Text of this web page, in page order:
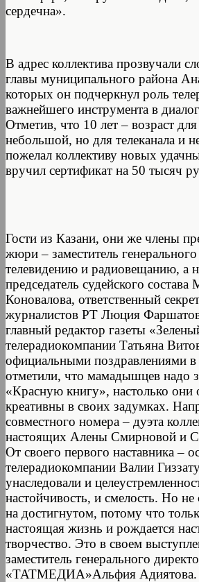
сердечна».
В адрес коллектива прозвучали
главы муниципального района
которых он подчеркнул роль
важнейшего инструмента в
Отметив, что 10 лет – возраст
небольшой, но для телеканала и
пожелал коллективу новых
вручил сертификат на 50 тысяч
Гости из Казани, они же члены
жюри – заместитель
телевидению и радиовещанию, а
председатель судейского состава
Коновалова, ответственный
журналистов РТ Люция
главный редактор газеты
телерадиокомпании Татьяна
официальными поздравлениями
отметили, что мамадышцев надо
«Красную книгу», настолько они
креативны в своих задумках.
совместного номера – дуэта
настоящих Алены Смирновой и
От своего первого наставника –
телерадиокомпании Валии
унаследовали и
настойчивость, и смелость. Но не
на достигнутом, потому что
настоящая жизнь и рождается
творчество. Это в своем
заместитель генерального
«ТАТМЕДИА»Альфия Адиятова.